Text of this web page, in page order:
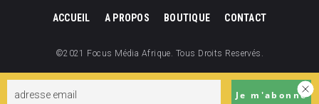
ACCUEIL A PROPOS BOUTIQUE CONTACT
©2021 Focus Média Afrique. Tous Droits Reservés.
Focus Média Afrique est une division de Focus Cameroun.